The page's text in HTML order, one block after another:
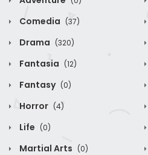
Comedia (37)
Drama (320)
Fantasia (12)
Fantasy (0)
Horror (4)
Life (0)
Martial Arts (0)